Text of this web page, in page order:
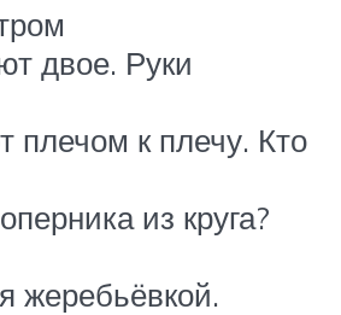
двое. Руки
плечом к плечу. Кто
из круга?
жеребьёвкой.